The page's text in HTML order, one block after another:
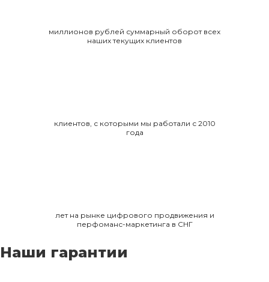
миллионов рублей суммарный оборот всех
наших текущих клиентов
клиентов, с которыми мы работали с 2010
года
лет на рынке цифрового продвижения и
перфоманс-маркетинга в СНГ
Наши гарантии